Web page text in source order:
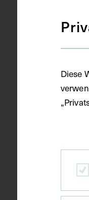
Diese